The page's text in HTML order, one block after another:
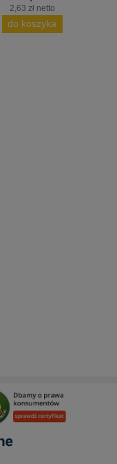
2,63 zł netto
do koszyka